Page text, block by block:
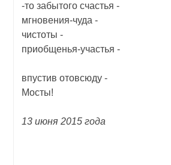
-то забытого счастья -
мгновения-чуда -
чистоты -
приобщенья-участья -
впустив отовсюду -
Мосты!
13 июня 2015 года